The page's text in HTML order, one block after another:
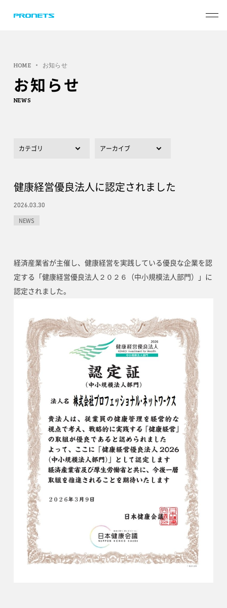
HOME お知らせ
お知らせ
NEWS
健康経営優良法人に認定されました
2026.03.30
NEWS
経済産業省が主催し、健康経営を実践している優良な企業を認
定する「健康経営優良法人２０２６（中小規模法人部門）」に
認定されました。